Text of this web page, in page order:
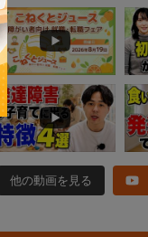
他の動画を見る